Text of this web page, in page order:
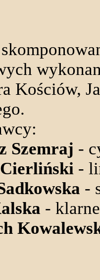
Kościów,
Szemraj -
-
-
-